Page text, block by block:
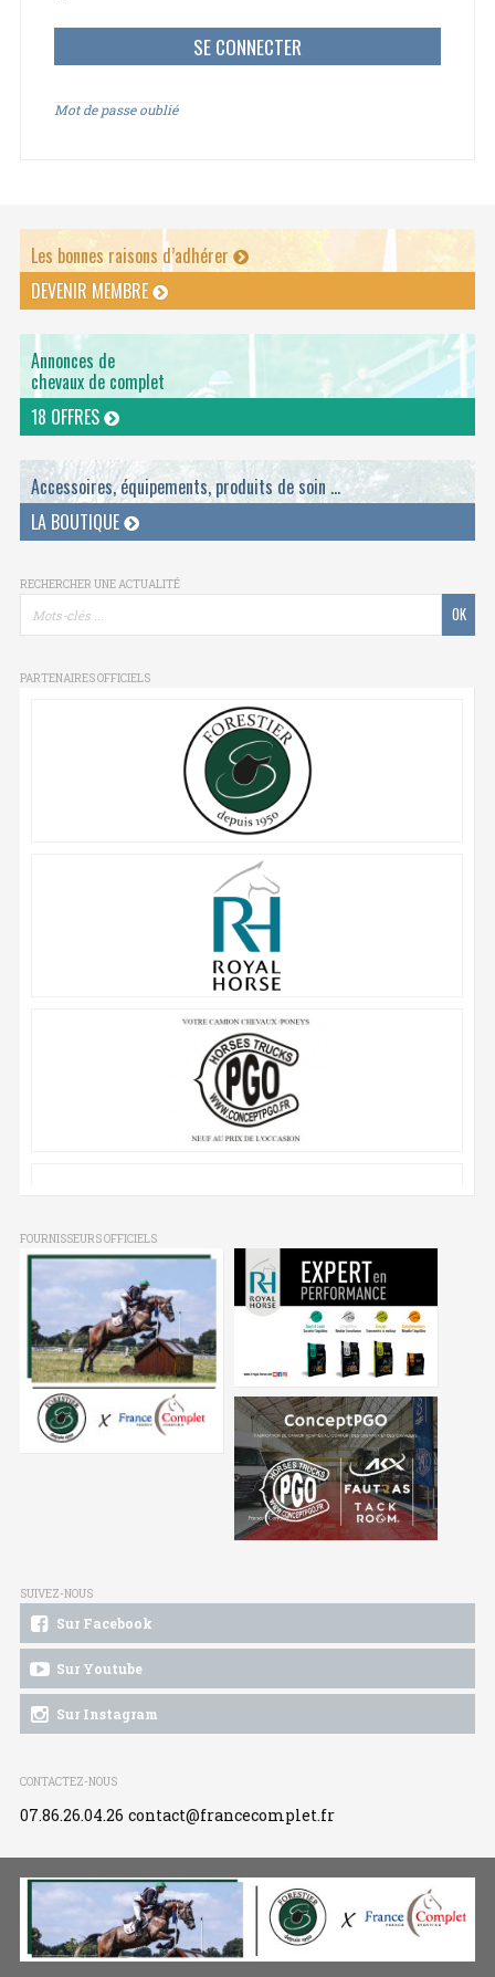
Mot de passe oublié
Les bonnes raisons d’adhérer
DEVENIR MEMBRE
Annonces de
chevaux de complet
18 OFFRES
Accessoires, équipements, produits de soin ...
LA BOUTIQUE
RECHERCHER UNE ACTUALITÉ
PARTENAIRES OFFICIELS
FOURNISSEURS OFFICIELS
SUIVEZ-NOUS
Sur Facebook
Sur Youtube
Sur Instagram
CONTACTEZ-NOUS
07.86.26.04.26 contact@francecomplet.fr